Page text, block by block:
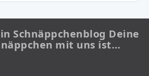
Schnäppchenblog Deine
mit uns ist…